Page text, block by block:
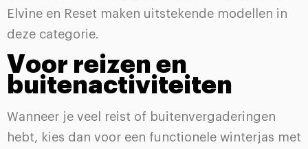
Elvine en Reset maken uitstekende modellen in
deze categorie.
Voor reizen en
buitenactiviteiten
Wanneer je veel reist of buitenvergaderingen
hebt, kies dan voor een functionele winterjas met